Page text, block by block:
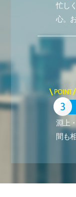
忙し
心。
淵上
間も